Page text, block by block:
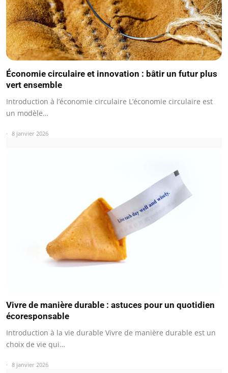
Économie circulaire et innovation : bâtir un futur plus
vert ensemble
Introduction à l’économie circulaire L’économie circulaire est
un modèle…
8 janvier 2026
Vivre de manière durable : astuces pour un quotidien
écoresponsable
Introduction à la vie durable Vivre de manière durable est un
choix de vie qui…
8 janvier 2026